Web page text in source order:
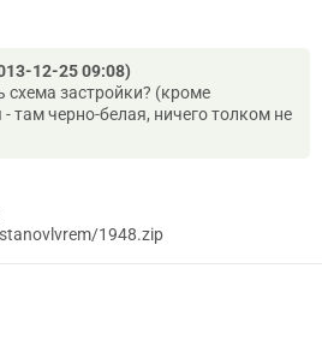
12-25 09:08)
схема застройки? (кроме
там черно-белая, ничего толком не
1948.zip